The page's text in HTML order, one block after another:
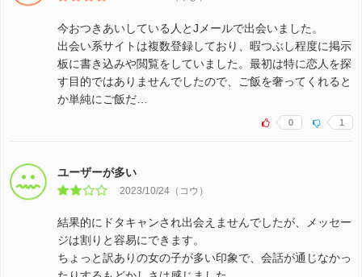
今おつきあいしている人とJメールで出会いました。
出会い系サイトは複数登録しており、暇つぶし程度に掲示
板に書き込みや閲覧をしていました。最初は特に恋人を探
す目的ではありませんでしたので、ご飯を奢ってくれると
か単純にご飯だ…
0 1
ユーザーが多い
2023/10/24（コウ）
結果的にドタキャンされ出会えませんでしたが、メッセー
ジは割りと容易にできます。
ちょっと訳ありの女の子が多い印象で、会話が通じなかっ